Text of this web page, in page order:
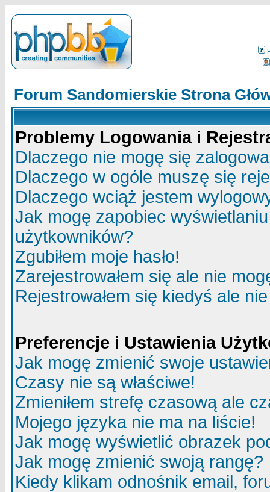
Forum Sandomierskie Strona
Problemy Logowania i
Dlaczego nie mogę się
Dlaczego w ogóle muszę się
Dlaczego wciąż jestem
Jak mogę zapobiec
użytkowników?
Zgubiłem moje hasło!
Zarejestrowałem się ale nie
Rejestrowałem się kiedyś ale
Preferencje i Ustawienia
Jak mogę zmienić swoje
Czasy nie są właściwe!
Zmieniłem strefę czasową ale
Mojego języka nie ma na liście!
Jak mogę wyświetlić obrazek
Jak mogę zmienić swoją rangę?
Kiedy klikam odnośnik email,